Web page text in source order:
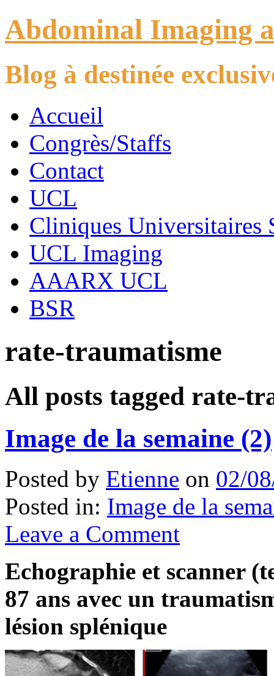
Abdominal Imaging
Blog à destinée
Accueil
Congrès/Staffs
Contact
UCL
Cliniques Universitaires
UCL Imaging
AAARX UCL
BSR
rate-traumatisme
All posts tagged rate-
Image de la semaine (2)
Posted by Etienne on 02/
Posted in: Image de la
Leave a Comment
Echographie et scanner
87 ans avec un
lésion splénique